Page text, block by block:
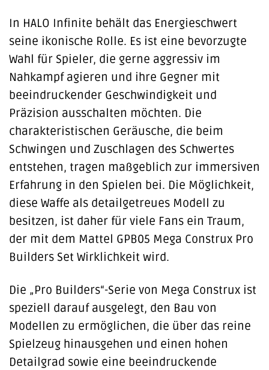
In HALO Infinite behält das Energieschwert
seine ikonische Rolle. Es ist eine bevorzugte
Wahl für Spieler, die gerne aggressiv im
Nahkampf agieren und ihre Gegner mit
beeindruckender Geschwindigkeit und
Präzision ausschalten möchten. Die
charakteristischen Geräusche, die beim
Schwingen und Zuschlagen des Schwertes
entstehen, tragen maßgeblich zur immersiven
Erfahrung in den Spielen bei. Die Möglichkeit,
diese Waffe als detailgetreues Modell zu
besitzen, ist daher für viele Fans ein Traum,
der mit dem Mattel GPB05 Mega Construx Pro
Builders Set Wirklichkeit wird.
Die „Pro Builders“-Serie von Mega Construx ist
speziell darauf ausgelegt, den Bau von
Modellen zu ermöglichen, die über das reine
Spielzeug hinausgehen und einen hohen
Detailgrad sowie eine beeindruckende